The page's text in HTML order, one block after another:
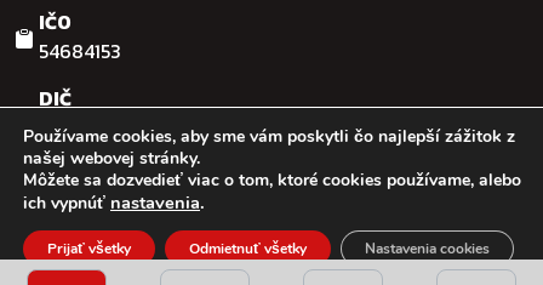
IČO
54684153
DIČ
SK2121755482
© :: 2026:: LMD autodiely s.r.o. :: Design & code by:Ľuboš
Používame cookies, aby sme vám poskytli čo najlepší zážitok z
našej webovej stránky.
Môžete sa dozvedieť viac o tom, ktoré cookies používame, alebo
ich vypnúť nastavenia.
Prijať všetky Odmietnuť všetky Nastavenia cookies